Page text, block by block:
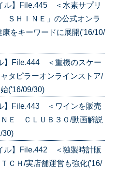
ル】File.445 ＜水素サプリ
ＳＨＩＮＥ」の公式オンラ
をキーワードに展開('16/10/
】File.444 ＜重機のスケー
タピラーオンラインストア/
('16/09/30)
】File.443 ＜ワインを販売
Ｅ ＣＬＵＢ３０/動画解説
30)
ル】File.442 ＜独製時計販
ＣＨ/実店舗運営も強化('16/